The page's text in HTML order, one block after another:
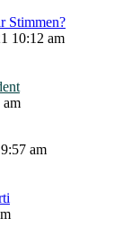
Stimmen?
10:12 am
am
am